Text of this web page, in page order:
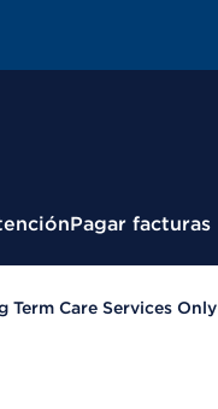
Pagar facturas
Term Care Services Only